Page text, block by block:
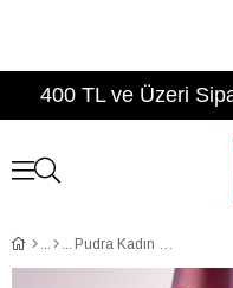
400 TL ve Üzeri
Pudra Kadın Dolgu Topuklu Ayakkabı 9459608109